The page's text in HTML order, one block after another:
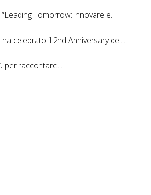
Tomorrow: innovare e...
celebrato il 2nd Anniversary del...
per raccontarci...